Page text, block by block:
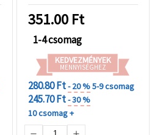
351.00 Ft
1-4 csomag
KEDVEZMÉNYEK
MENNYISÉGHEZ
280.80 Ft- 20 %5-9 csomag
245.70 Ft- 30 %
10 csomag +